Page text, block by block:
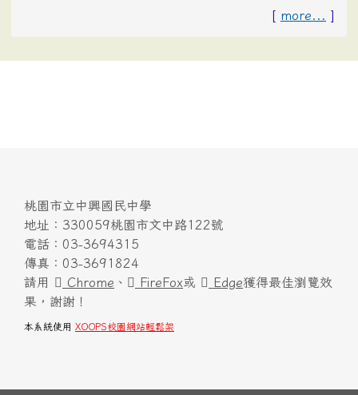
[ more... ]
桃園市立中興國民中學
地址：330059桃園市文中路122號
電話：03-3694315
傳真：03-3691824
請用
Chrome 、 FireFox或 Edge獲得最佳瀏覽效
果，謝謝！
本系統使用 XOOPS校園網站輕鬆架